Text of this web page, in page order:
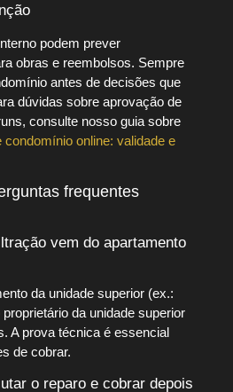
podem prever
obras e reembolsos. Sempre
antes de decisões que
dúvidas sobre aprovação de
consulte nosso guia sobre
condomínio online: validade e
frequentes
vem do apartamento
da unidade superior (ex.:
da unidade superior
A prova técnica é essencial
de cobrar.
o reparo e cobrar depois